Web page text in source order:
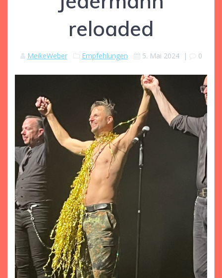
reloaded
MeikeWeber Empfehlungen 5. Mai 2024| 0